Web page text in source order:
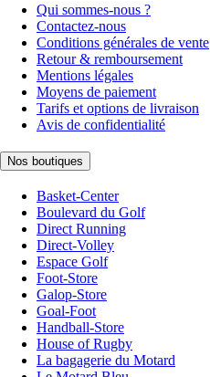
Qui sommes-nous ?
Contactez-nous
Conditions générales de vente
Retour & remboursement
Mentions légales
Moyens de paiement
Tarifs et options de livraison
Avis de confidentialité
Nos boutiques
Basket-Center
Boulevard du Golf
Direct Running
Direct-Volley
Espace Golf
Foot-Store
Galop-Store
Goal-Foot
Handball-Store
House of Rugby
La bagagerie du Motard